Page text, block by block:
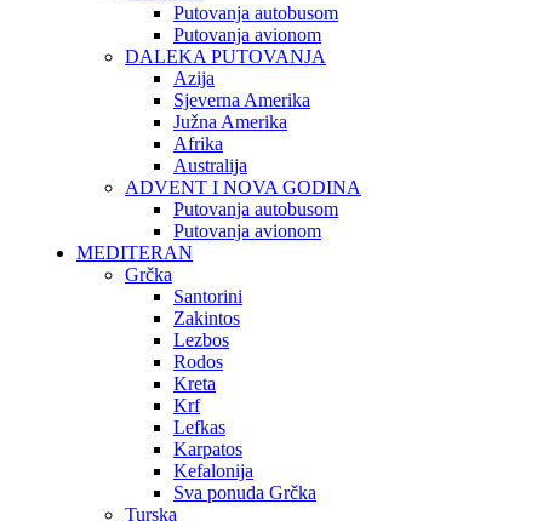
Putovanja autobusom
Putovanja avionom
DALEKA PUTOVANJA
Azija
Sjeverna Amerika
Južna Amerika
Afrika
Australija
ADVENT I NOVA GODINA
Putovanja autobusom
Putovanja avionom
MEDITERAN
Grčka
Santorini
Zakintos
Lezbos
Rodos
Kreta
Krf
Lefkas
Karpatos
Kefalonija
Sva ponuda Grčka
Turska